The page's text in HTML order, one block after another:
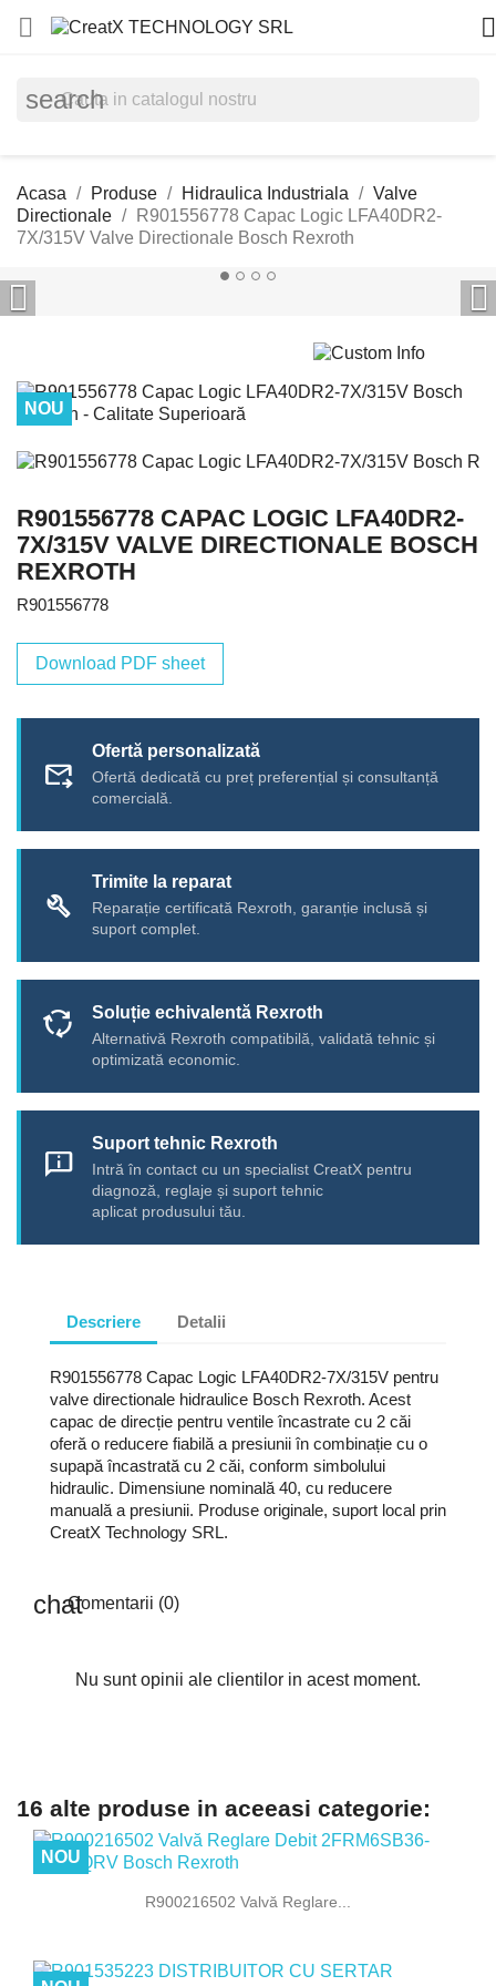
 
search
Acasa Produse Hidraulica Industriala
Valve
Directionale
R901556778 Capac Logic LFA40DR2-
7X/315V Valve Directionale Bosch Rexroth
 
NOU
R901556778 CAPAC LOGIC LFA40DR2-
7X/315V VALVE DIRECTIONALE BOSCH
REXROTH
R901556778
Download PDF sheet
forward_to_inbox
Ofertă personalizată
Ofertă dedicată cu preț preferențial și consultanță
comercială.
build
Trimite la reparat
Reparație certificată Rexroth, garanție inclusă și
suport complet.
cycle Soluție echivalentă Rexroth
Alternativă Rexroth compatibilă, validată tehnic și
optimizată economic.
chat_info
Suport tehnic Rexroth
Intră în contact cu un specialist CreatX pentru
diagnoză, reglaje și suport tehnic
aplicat produsului tău.
Descriere Detalii
R901556778 Capac Logic LFA40DR2-7X/315V pentru
valve directionale hidraulice Bosch Rexroth. Acest
capac de direcție pentru ventile încastrate cu 2 căi
oferă o reducere fiabilă a presiunii în combinație cu o
supapă încastrată cu 2 căi, conform simbolului
hidraulic. Dimensiune nominală 40, cu reducere
manuală a presiunii. Produse originale, suport local prin
CreatX Technology SRL.
Comentarii (0)
Nu sunt opinii ale clientilor in acest moment.
16 alte produse in aceeasi categorie:
R900216502 Valvă Reglare...
NOU